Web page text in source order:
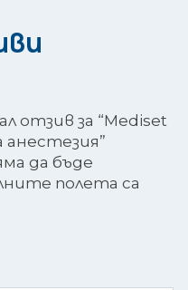
отзив за “Mediset
анестезия”
да бъде
полета са